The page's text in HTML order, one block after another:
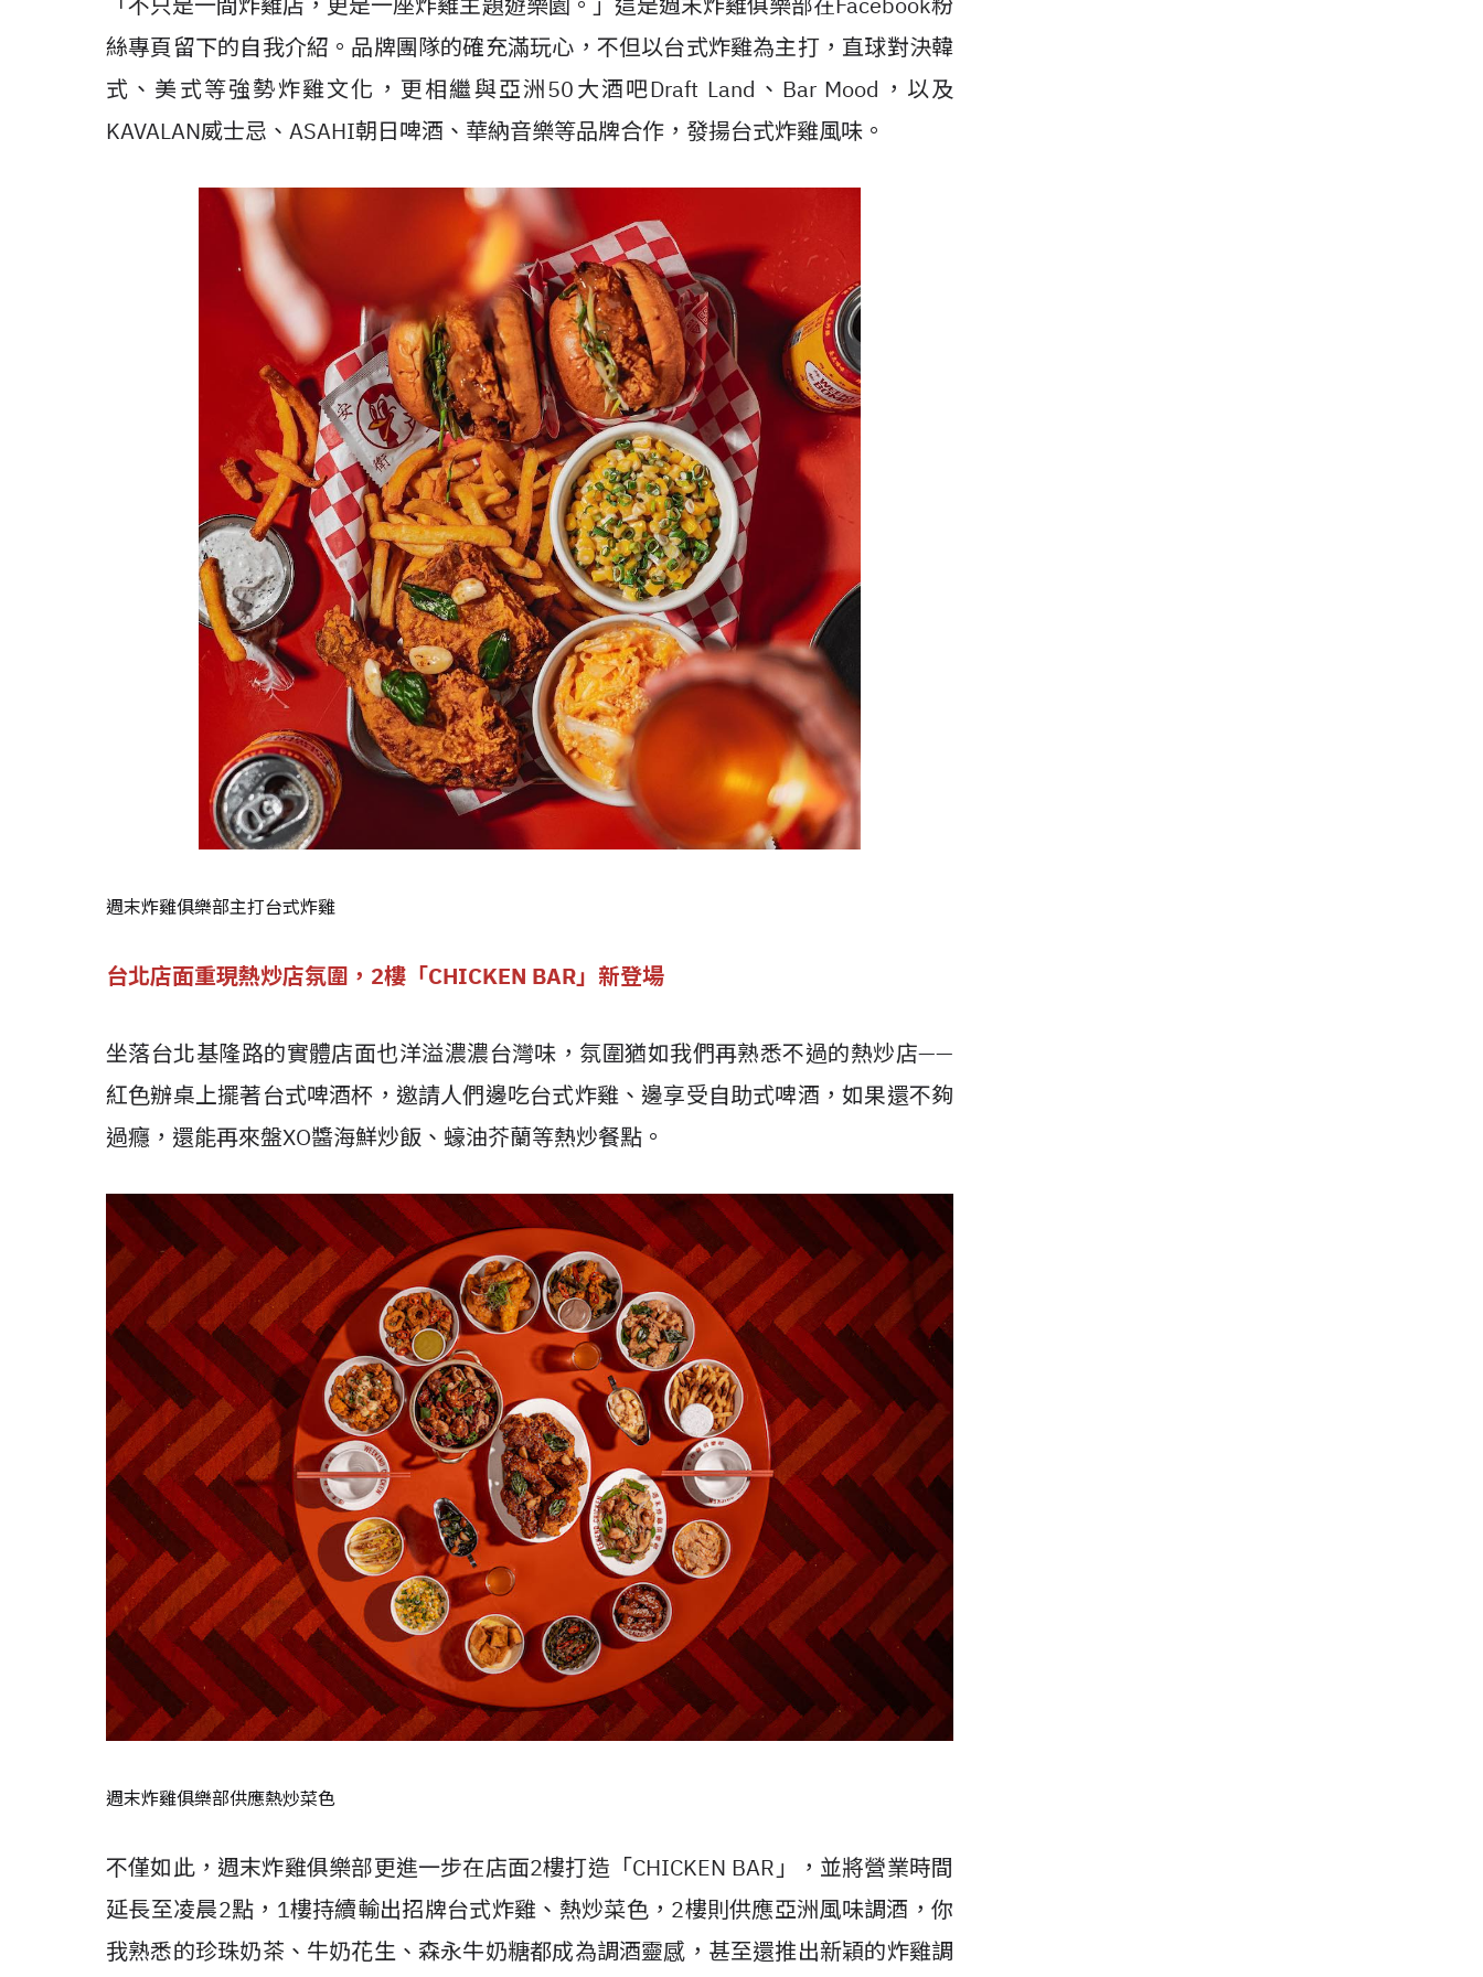
絲專頁留下的自我介紹。品牌團隊的確充滿玩心，不但以台式炸雞為主打，直球對決韓
式、美式等強勢炸雞文化，更相繼與亞洲50大酒吧Draft Land、Bar Mood，以及
KAVALAN威士忌、ASAHI朝日啤酒、華納音樂等品牌合作，發揚台式炸雞風味。
週末炸雞俱樂部主打台式炸雞
台北店面重現熱炒店氛圍，2樓「CHICKEN BAR」新登場
坐落台北基隆路的實體店面也洋溢濃濃台灣味，氛圍猶如我們再熟悉不過的熱炒店——
紅色辦桌上擺著台式啤酒杯，邀請人們邊吃台式炸雞、邊享受自助式啤酒，如果還不夠
過癮，還能再來盤XO醬海鮮炒飯、蠔油芥蘭等熱炒餐點。
週末炸雞俱樂部供應熱炒菜色
不僅如此，週末炸雞俱樂部更進一步在店面2樓打造「CHICKEN BAR」，並將營業時間
延長至凌晨2點，1樓持續輸出招牌台式炸雞、熱炒菜色，2樓則供應亞洲風味調酒，你
我熟悉的珍珠奶茶、牛奶花生、森永牛奶糖都成為調酒靈感，甚至還推出新穎的炸雞調